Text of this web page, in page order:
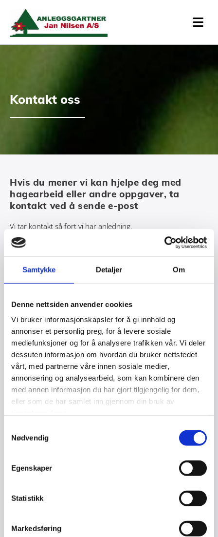
Samtykke Detaljer Om
Denne nettsiden anvender cookies
Vi bruker informasjonskapsler for å gi innhold og
annonser et personlig preg, for å levere sosiale
mediefunksjoner og for å analysere trafikken vår. Vi deler
dessuten informasjon om hvordan du bruker nettstedet
vårt, med partnerne våre innen sosiale medier,
annonsering og analysearbeid, som kan kombinere den
med annen informasjon du har gjort tilgjengelig for dem,
eller som de har samlet inn gjennom din bruk av
Nødvendig
Egenskaper
Statistikk
Markedsføring
Kontakt oss
Hvis du mener vi kan hjelpe deg med
hagearbeid eller andre oppgaver, ta
kontakt ved å sende e-post
Vi tar kontakt så fort vi har anledning.
Anleggsgartner Jan Nilsen AS
 924 64 900 920 66 080
 nilsen@anleggs­gartner.net
Org. nummer:966 785 012
Bankgiro:
1870 30 77397
Telefon*
Melding